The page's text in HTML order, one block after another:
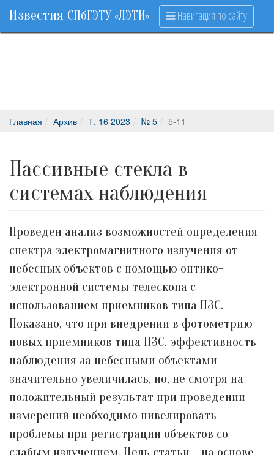
Известия СПбГЭТУ «ЛЭТИ» Навигация по сайту
Главная Архив Т. 16 2023 № 5 5-11
Пассивные стекла в
системах наблюдения
Проведен анализ возможностей определения
спектра электромагнитного излучения от
небесных объектов с помощью оптико-
электронной системы телескопа с
использованием приемников типа ПЗС.
Показано, что при внедрении в фотометрию
новых приемников типа ПЗС, эффективность
наблюдения за небесными объектами
значительно увеличилась, но, не смотря на
положительный результат при проведении
измерений необходимо нивелировать
проблемы при регистрации объектов со